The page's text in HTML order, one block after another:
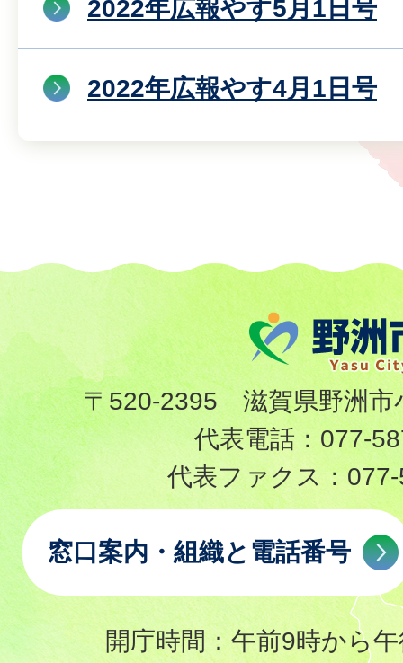
2022年広報やす5月1日号
2022年広報やす4月1日号
〒520-2395 滋賀県野洲市
代表電話： 077-
代表ファクス：
窓口案内・組織と電話番号
開庁時間：午前9時から